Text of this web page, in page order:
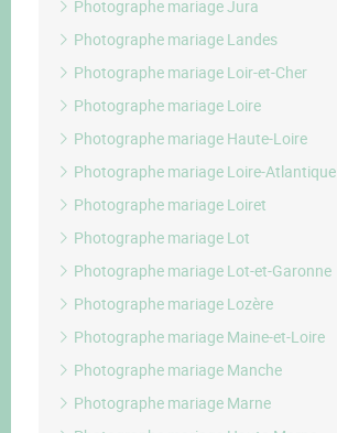
Photographe mariage Jura
Photographe mariage Landes
Photographe mariage Loir-et-Cher
Photographe mariage Loire
Photographe mariage Haute-Loire
Photographe mariage Loire-Atlantique
Photographe mariage Loiret
Photographe mariage Lot
Photographe mariage Lot-et-Garonne
Photographe mariage Lozère
Photographe mariage Maine-et-Loire
Photographe mariage Manche
Photographe mariage Marne